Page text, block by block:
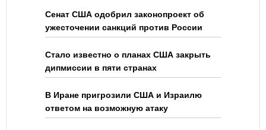
Сенат США одобрил законопроект об
ужесточении санкций против России
Стало известно о планах США закрыть
дипмиссии в пяти странах
В Иране пригрозили США и Израилю
ответом на возможную атаку